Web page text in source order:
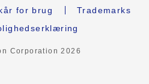
for brug
Trademarks
Corporation 2026